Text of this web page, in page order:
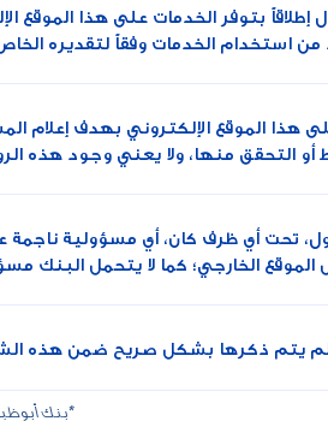
إطلاقاً بتوفر الخدمات على هذا
من استخدام الخدمات وفقاً لتقديره
هذا الموقع الإلكتروني بهدف
أو التحقق منها، ولا يعني وجود هذه
تحت أي ظرف كان، أي مسؤولية ناجمة
الخارجي؛ كما لا يتحمل البنك
لم يتم ذكرها بشكل صريح ضمن هذه
*بنك